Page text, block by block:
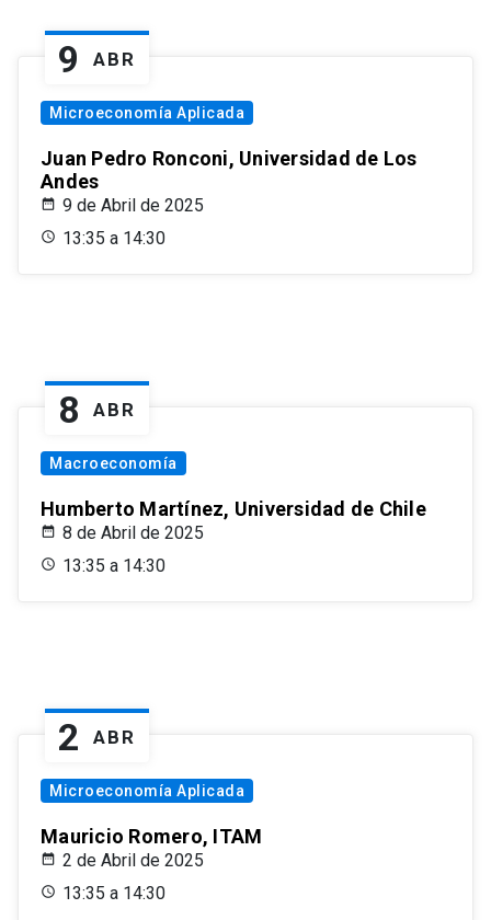
9 ABR
Microeconomía Aplicada
Juan Pedro Ronconi, Universidad de Los
Andes
9 de Abril de 2025
13:35 a 14:30
8 ABR
Macroeconomía
Humberto Martínez, Universidad de Chile
8 de Abril de 2025
13:35 a 14:30
2 ABR
Microeconomía Aplicada
Mauricio Romero, ITAM
2 de Abril de 2025
13:35 a 14:30